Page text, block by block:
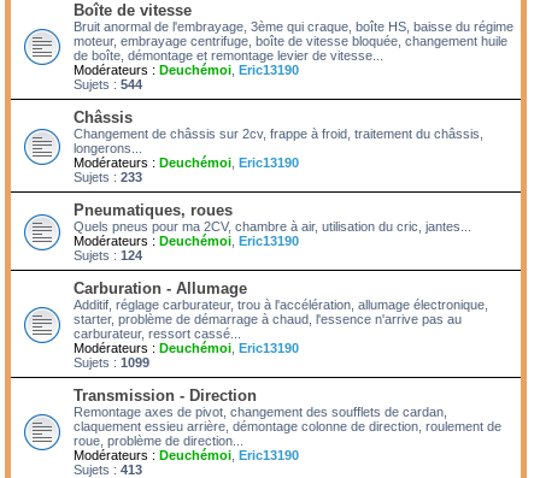
Boîte de vitesse
Bruit anormal de l'embrayage, 3ème qui craque, boîte HS, baisse du régime
moteur, embrayage centrifuge, boîte de vitesse bloquée, changement huile
de boîte, démontage et remontage levier de vitesse...
Modérateurs : Deuchémoi Eric13190
Sujets : 544
Châssis
Changement de châssis sur 2cv, frappe à froid, traitement du châssis,
longerons...
Modérateurs : Deuchémoi Eric13190
Sujets : 233
Pneumatiques, roues
Quels pneus pour ma 2CV, chambre à air, utilisation du cric, jantes...
Modérateurs : Deuchémoi Eric13190
Sujets : 124
Carburation - Allumage
Additif, réglage carburateur, trou à l'accélération, allumage électronique,
starter, problème de démarrage à chaud, l'essence n'arrive pas au
carburateur, ressort cassé...
Modérateurs : Deuchémoi Eric13190
Sujets : 1099
Transmission - Direction
Remontage axes de pivot, changement des soufflets de cardan,
claquement essieu arrière, démontage colonne de direction, roulement de
roue, problème de direction...
Modérateurs : Deuchémoi Eric13190
Sujets : 413